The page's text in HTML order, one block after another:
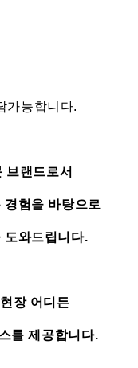
브랜드로서
경험을 바탕으로
도와드립니다.
장 어디든
를 제공합니다.